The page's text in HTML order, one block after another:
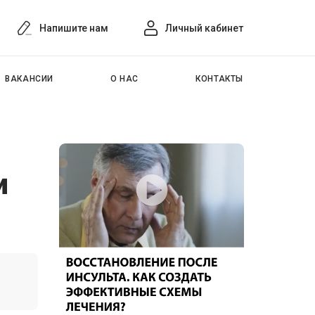
Напишите нам Личный кабинет
ВАКАНСИИ О НАС КОНТАКТЫ